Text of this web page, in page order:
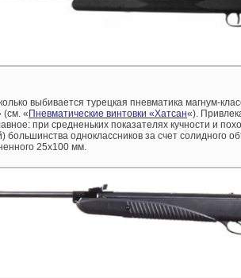
выбивается турецкая пневматика магнум-
(см. « Пневматические винтовки «Хатсан«).
при средненьких показателях кучности и
одноклассников за счет солидного
25х100 мм.